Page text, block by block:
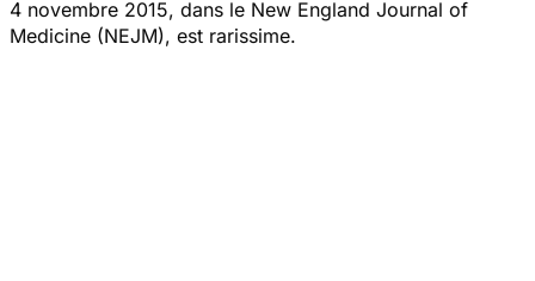
4 novembre 2015, dans le New England Journal of
Medicine (NEJM), est rarissime.